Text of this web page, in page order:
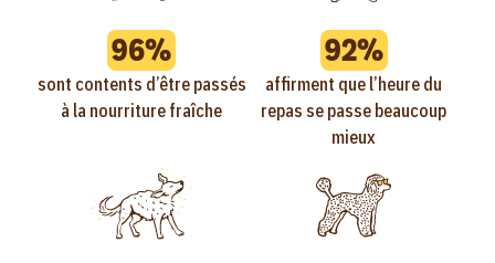
96%
sont contents d’être passés
à la nourriture fraîche
92%
affirment que l’heure du
repas se passe beaucoup
mieux